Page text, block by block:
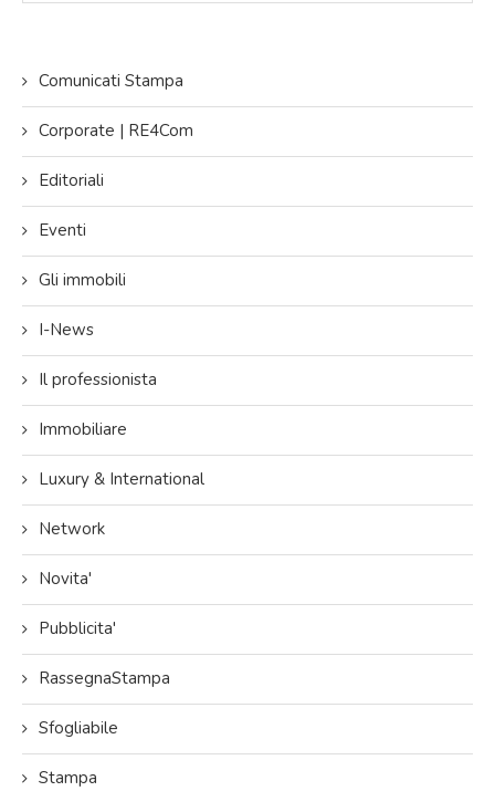
Comunicati Stampa
Corporate | RE4Com
Editoriali
Eventi
Gli immobili
I-News
Il professionista
Immobiliare
Luxury & International
Network
Novita'
Pubblicita'
RassegnaStampa
Sfogliabile
Stampa